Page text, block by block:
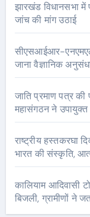
झारखंड विधानसभा में
जांच की मांग उठाई
सीएसआईआर-एनएमएल
जाना वैज्ञानिक
जाति प्रमाण पत्र
महासंगठन ने उपायुक्त
राष्ट्रीय हस्तकरघा
भारत की संस्कृति,
कालियाम आदिवासी
बिजली, ग्रामीणों ने